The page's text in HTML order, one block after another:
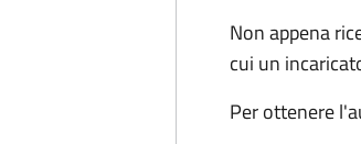
Non appena
cui un
Per ottenere